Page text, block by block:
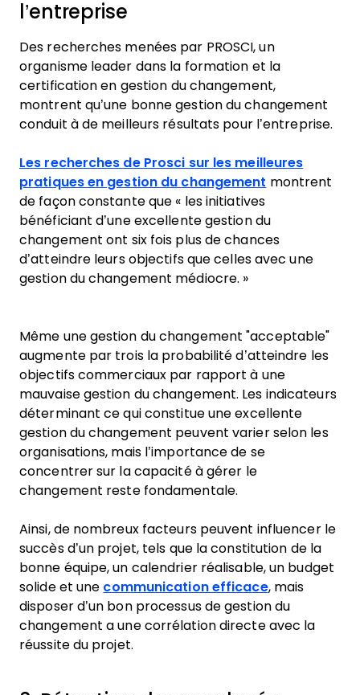
l’entreprise
Des recherches menées par PROSCI, un
organisme leader dans la formation et la
certification en gestion du changement,
montrent qu’une bonne gestion du changement
conduit à de meilleurs résultats pour l’entreprise.
Les recherches de Prosci sur les meilleures
pratiques en gestion du changement montrent
de façon constante que « les initiatives
bénéficiant d’une excellente gestion du
changement ont six fois plus de chances
d’atteindre leurs objectifs que celles avec une
gestion du changement médiocre. »
Même une gestion du changement "acceptable"
augmente par trois la probabilité d’atteindre les
objectifs commerciaux par rapport à une
mauvaise gestion du changement. Les indicateurs
déterminant ce qui constitue une excellente
gestion du changement peuvent varier selon les
organisations, mais l’importance de se
concentrer sur la capacité à gérer le
changement reste fondamentale.
Ainsi, de nombreux facteurs peuvent influencer le
succès d’un projet, tels que la constitution de la
bonne équipe, un calendrier réalisable, un budget
solide et une communication efficace, mais
disposer d’un bon processus de gestion du
changement a une corrélation directe avec la
réussite du projet.